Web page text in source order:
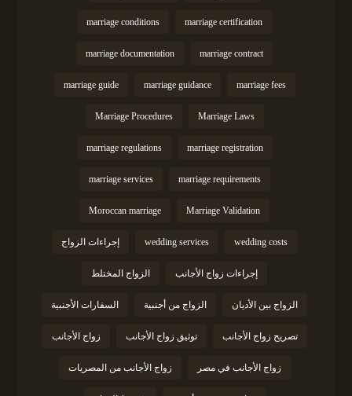
marriage certification
marriage conditions
marriage contract
marriage documentation
marriage fees
marriage guidance
marriage guide
Marriage Laws
Marriage Procedures
marriage registration
marriage regulations
marriage requirements
marriage services
Marriage Validation
Moroccan marriage
wedding costs
wedding services إجراءات الزواج
إجراءات زواج الأجانب الزواج المختلط
الزواج بين الأديان الزواج من أجنبية السفارات الأجنبية
تصريح زواج الأجانب توثيق زواج الأجانب زواج الأجانب
زواج الأجانب في مصر زواج الأجانب من المصريات